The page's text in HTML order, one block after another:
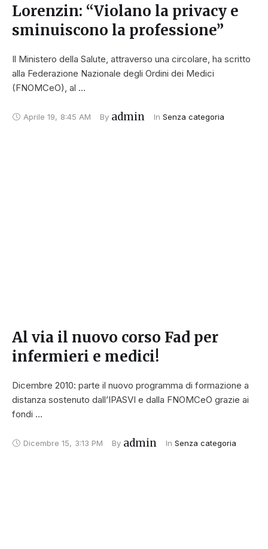
Lorenzin: “Violano la privacy e
sminuiscono la professione”
Il Ministero della Salute, attraverso una circolare, ha scritto
alla Federazione Nazionale degli Ordini dei Medici
(FNOMCeO), al …
Aprile 19, 8:45 AM By admin In Senza categoria
Al via il nuovo corso Fad per
infermieri e medici!
Dicembre 2010: parte il nuovo programma di formazione a
distanza sostenuto dall’IPASVI e dalla FNOMCeO grazie ai
fondi …
Dicembre 15, 3:13 PM By admin In Senza categoria